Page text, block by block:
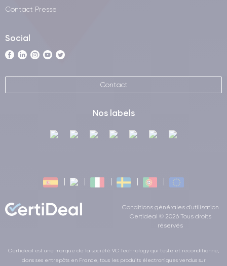
Contact Presse
Social
Contact
Nos labels
Conditions générales d'utilisation
Certideal © 2026 Tous droits
réservés
Certideal est une marque de la société VC Technology qui teste et reconditionne,
dans ses entrepôts en France, tous les produits électroniques vendus sur